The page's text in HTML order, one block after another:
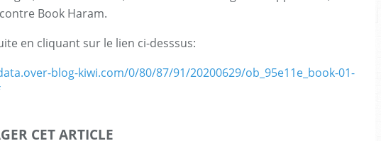
Book Haram.
en cliquant sur le lien ci-desssus:
blog-kiwi.com/0/80/87/91/20200629/ob_95e11e_book-01-
CET ARTICLE